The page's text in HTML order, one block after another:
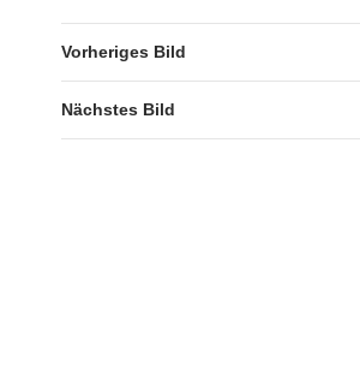
Vorheriges Bild
Nächstes Bild